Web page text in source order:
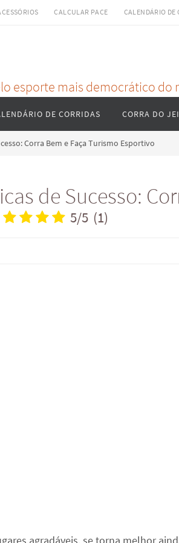
CALCULAR PACE CALENDÁRIO DE
esporte mais democrático do
DE CORRIDAS CORRA DO
Corra Bem e Faça Turismo Esportivo
de Sucesso:
5/5 (1)